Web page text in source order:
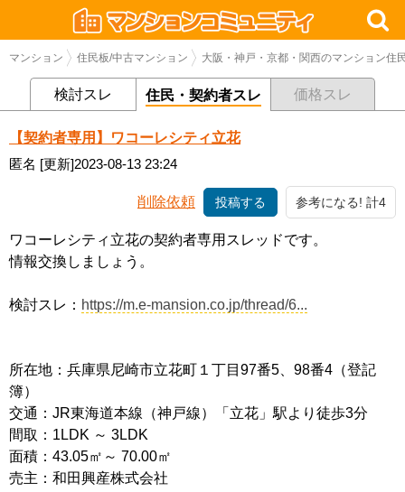
マンション 住民板/中古マンション 大阪・神戸・京都・関西のマンション住
検討スレ 住民・契約者スレ 価格スレ
【契約者専用】ワコーレシティ立花
匿名 [更新]2023-08-13 23:24
削除依頼 投稿する 参考になる! 計4
ワコーレシティ立花の契約者専用スレッドです。
情報交換しましょう。
検討スレ： https://m.e-mansion.co.jp/thread/6...
所在地：兵庫県尼崎市立花町１丁目97番5、98番4（登記
簿）
交通：JR東海道本線（神戸線）「立花」駅より徒歩3分
間取：1LDK ～ 3LDK
面積：43.05㎡～ 70.00㎡
売主：和田興産株式会社